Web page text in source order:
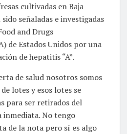
cultivadas en Baja
señaladas e investigadas
and Drugs
de Estados Unidos por una
de hepatitis “A”.
de salud nosotros somos
lotes y esos lotes se
para ser retirados del
inmediata. No tengo
de la nota pero sí es algo